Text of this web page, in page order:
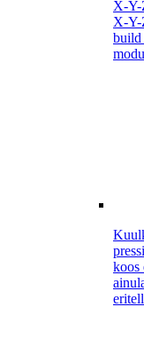
X-Y-
X-Y-
build
koos